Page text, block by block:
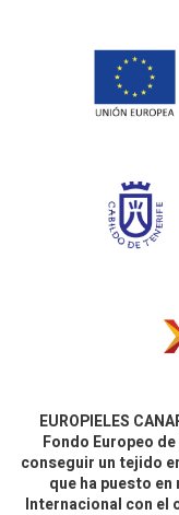
EUROPIELES
Fondo Europeo
conseguir un tejido
que ha puesto
Internacional con el